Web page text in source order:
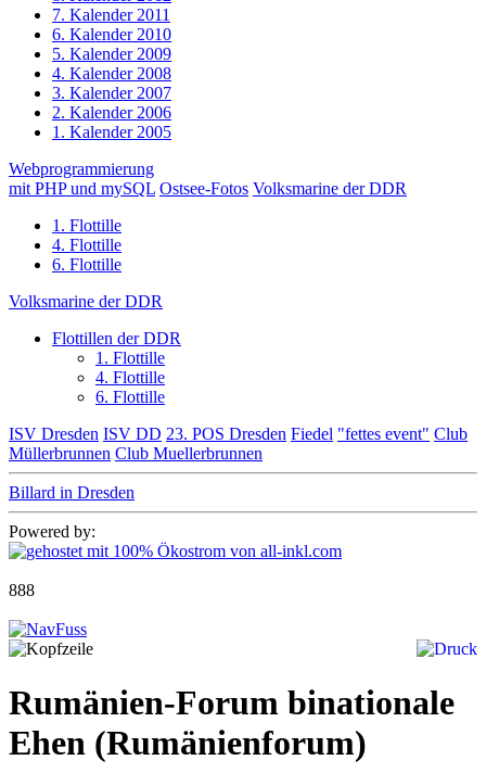
7. Kalender 2011
6. Kalender 2010
5. Kalender 2009
4. Kalender 2008
3. Kalender 2007
2. Kalender 2006
1. Kalender 2005
Webprogrammierung
mit PHP und mySQL Ostsee-Fotos Volksmarine der DDR
1. Flottille
4. Flottille
6. Flottille
Volksmarine der DDR
Flottillen der DDR
1. Flottille
4. Flottille
6. Flottille
ISV Dresden ISV DD 23. POS Dresden Fiedel "fettes event" Club
Müllerbrunnen Club Muellerbrunnen
Billard in Dresden
Powered by:
888
Rumänien-Forum binationale
Ehen (Rumänienforum)